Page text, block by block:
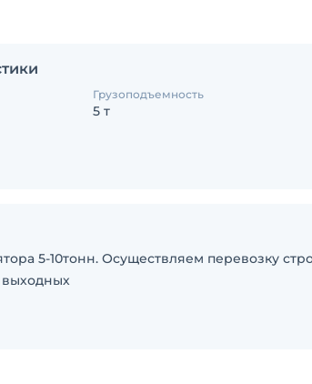
Грузоподъемность
5 т
5-10тонн. Осуществляем перевозку
выходных